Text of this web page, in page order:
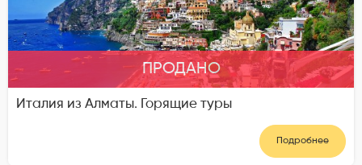
ПРОДАНО
Италия из Алматы. Горящие туры
Подробнее